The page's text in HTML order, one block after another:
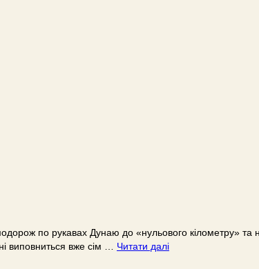
по рукавах Дунаю до «нульового кілометру» та
виповниться вже сім … Читати далі